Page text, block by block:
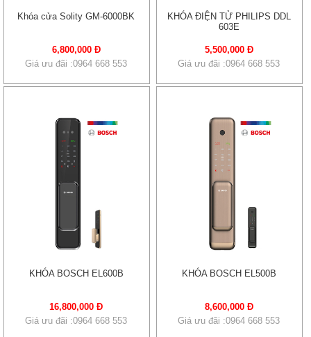
Khóa cửa Solity GM-6000BK
6,800,000 Đ
Giá ưu đãi :0964 668 553
KHÓA ĐIỆN TỬ PHILIPS DDL
603E
5,500,000 Đ
Giá ưu đãi :0964 668 553
KHÓA BOSCH EL600B
16,800,000 Đ
Giá ưu đãi :0964 668 553
KHÓA BOSCH EL500B
8,600,000 Đ
Giá ưu đãi :0964 668 553